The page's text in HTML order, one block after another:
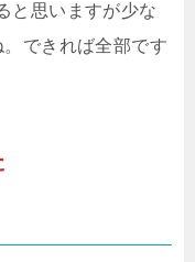
と思いますが少な
できれば全部です